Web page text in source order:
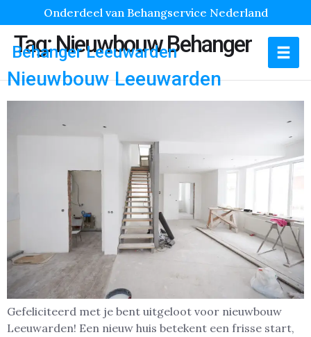
Onderdeel van Behangservice Nederland
Behanger Leeuwarden
Tag:Nieuwbouw Behanger
Nieuwbouw Leeuwarden
Gefeliciteerd met je bent uitgeloot voor nieuwbouw
Leeuwarden! Een nieuw huis betekent een frisse start,